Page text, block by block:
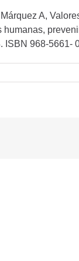
A,
ISBN 968-5661-